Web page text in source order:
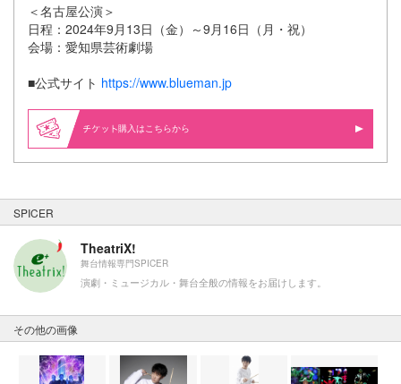
＜名古屋公演＞
日程：2024年9月13日（金）～9月16日（月・祝）
会場：愛知県芸術劇場
■公式サイト https://www.blueman.jp
購入はこちらから
SPICER
TheatriX!
舞台情報専門SPICER
演劇・ミュージカル・舞台全般の情報をお届けします。
その他の画像